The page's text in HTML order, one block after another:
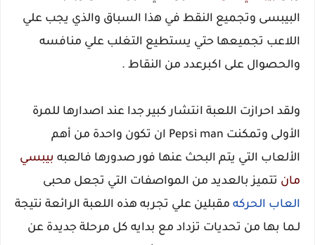
البيبسى وتجميع النقط في هذا السباق والذي يجب علي
اللاعب تجميعها حتي يستطيع التغلب علي منافسه
والحصوال على اكبرعدد من النقاط .
ولقد احرازت اللعبة انتشار كبير جدا عند اصدارها للمرة
الأولى وتمكنت Pepsi man ان تكون واحدة من أهم
الألعاب التي يتم البحث عنها فور صدورها فالعبه بيبسي
مان تتميز بالعديد من المواصفات التي تجعل محبى
العاب الحركه مقبلين علي تجربه هذه اللعبة الرائعة نتيجة
لـما بها من تحديات تزداد مع بدايه كل مرحلة جديدة عن